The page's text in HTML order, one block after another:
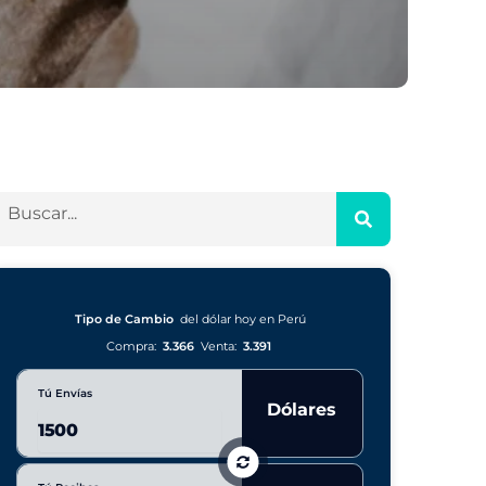
Tipo de Cambio del dólar hoy en Perú
Compra: 3.366 Venta: 3.391
Tú Envías
Dólares